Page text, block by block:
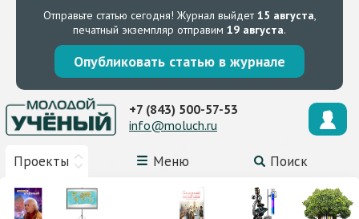
Отправьте статью сегодня! Журнал выйдет15 августа,
печатный экземпляр отправим 19 августа.
Опубликовать статью в журнале
Проекты Меню Поиск
+7 (843) 500-57-53
info@moluch.ru